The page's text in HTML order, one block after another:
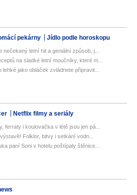
pekárny Jídlo podle horoskopu
letní hit a geniální způsob, j...
na sladké letní moučníky, které m...
lehké jako obláček zvládnete připravit...
Netflix filmy a seriály
ferraty i koulovačka v létě jsou jen pá...
Folklor, bitvy i setkání vodn...
paní Soni v hotelu poštípaly štěnice...